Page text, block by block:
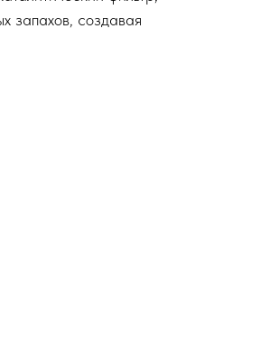
запахов, создавая